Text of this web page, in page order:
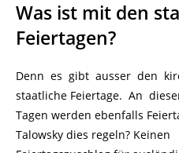
Was ist mit den
Feiertagen?
Denn es gibt ausser den
staatliche Feiertage. An
Tagen werden ebenfalls
Talowsky dies regeln? Keinen